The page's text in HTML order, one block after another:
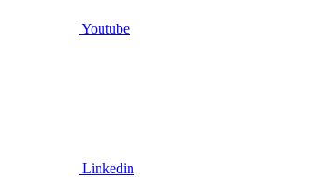
Youtube
Linkedin